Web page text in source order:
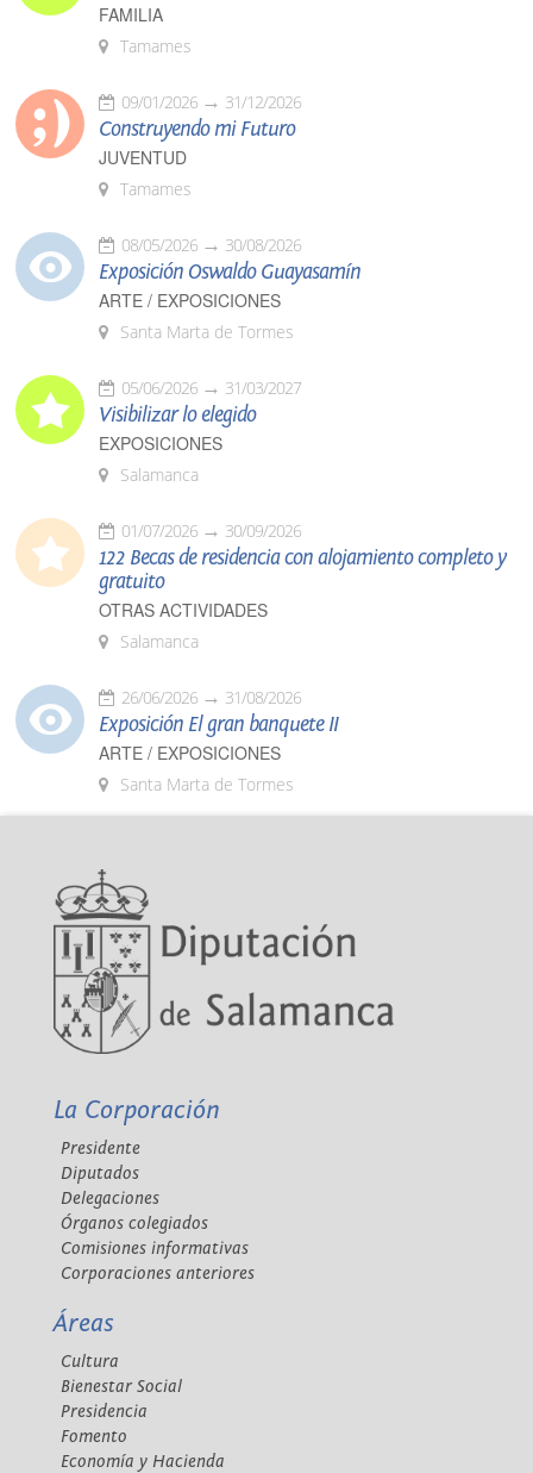
FAMILIA
Tamames
09/01/2026 31/12/2026
Construyendo mi Futuro
JUVENTUD
Tamames
08/05/2026 30/08/2026
Exposición Oswaldo Guayasamín
ARTE / EXPOSICIONES
Santa Marta de Tormes
05/06/2026 31/03/2027
Visibilizar lo elegido
EXPOSICIONES
Salamanca
01/07/2026 30/09/2026
122 Becas de residencia con alojamiento completo y
gratuito
OTRAS ACTIVIDADES
Salamanca
26/06/2026 31/08/2026
Exposición El gran banquete II
ARTE / EXPOSICIONES
Santa Marta de Tormes
La Corporación
Presidente
Diputados
Delegaciones
Órganos colegiados
Comisiones informativas
Corporaciones anteriores
Áreas
Cultura
Bienestar Social
Presidencia
Fomento
Economía y Hacienda